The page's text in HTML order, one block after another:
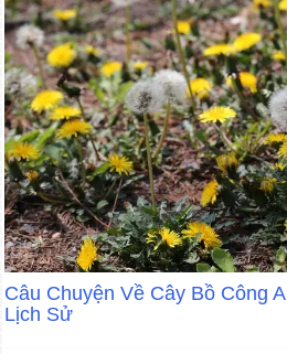
Câu Chuyện Về Cây Bồ Công
Lịch Sử